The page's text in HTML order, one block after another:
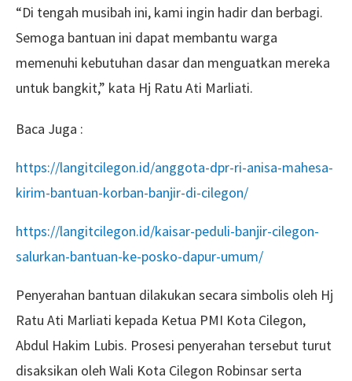
“Di tengah musibah ini, kami ingin hadir dan berbagi.
Semoga bantuan ini dapat membantu warga
memenuhi kebutuhan dasar dan menguatkan mereka
untuk bangkit,” kata Hj Ratu Ati Marliati.
Baca Juga :
https://langitcilegon.id/anggota-dpr-ri-anisa-mahesa-
kirim-bantuan-korban-banjir-di-cilegon/
https://langitcilegon.id/kaisar-peduli-banjir-cilegon-
salurkan-bantuan-ke-posko-dapur-umum/
Penyerahan bantuan dilakukan secara simbolis oleh Hj
Ratu Ati Marliati kepada Ketua PMI Kota Cilegon,
Abdul Hakim Lubis. Prosesi penyerahan tersebut turut
disaksikan oleh Wali Kota Cilegon Robinsar serta